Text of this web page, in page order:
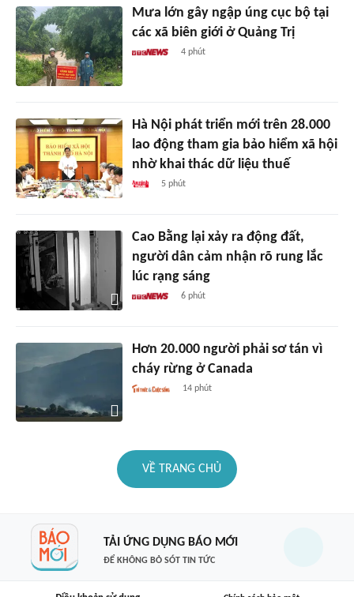
Mưa lớn gây ngập úng cục bộ tại
các xã biên giới ở Quảng Trị
4 phút
Hà Nội phát triển mới trên 28.000
lao động tham gia bảo hiểm xã hội
nhờ khai thác dữ liệu thuế
5 phút
Cao Bằng lại xảy ra động đất,
người dân cảm nhận rõ rung lắc
lúc rạng sáng
6 phút
Hơn 20.000 người phải sơ tán vì
cháy rừng ở Canada
14 phút
VỀ TRANG CHỦ
TẢI ỨNG DỤNG BÁO MỚI
ĐỂ KHÔNG BỎ SÓT TIN TỨC